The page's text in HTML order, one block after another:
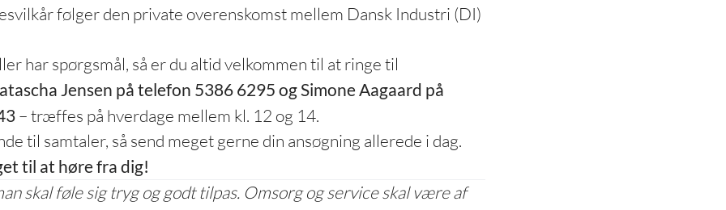
følger den private overenskomst mellem Dansk Industri (DI)
har spørgsmål, så er du altid velkommen til at ringe til
Jensen på telefon 5386 6295 og Simone Aagaard på
– træffes på hverdage mellem kl. 12 og 14.
til samtaler, så send meget gerne din ansøgning allerede i dag.
til at høre fra dig!
skal føle sig tryg og godt tilpas. Omsorg og service skal være af